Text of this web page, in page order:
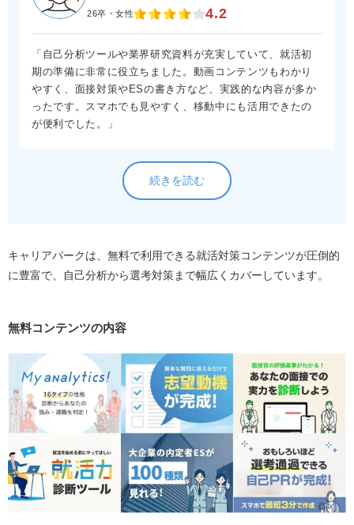
26卒・女性 4.2
「自己分析ツールや業界研究資料が充実していて、就活初
期の準備に非常に役立ちました。動画コンテンツもわかり
やすく、面接対策やESの書き方など、実践的な内容が多か
ったです。スマホでも見やすく、移動中にも活用できたの
が便利でした。」
続きを読む
キャリアパークは、無料で利用できる就活対策コンテンツが圧倒的
に豊富で、自己分析から選考対策まで幅広くカバーしています。
無料コンテンツの内容